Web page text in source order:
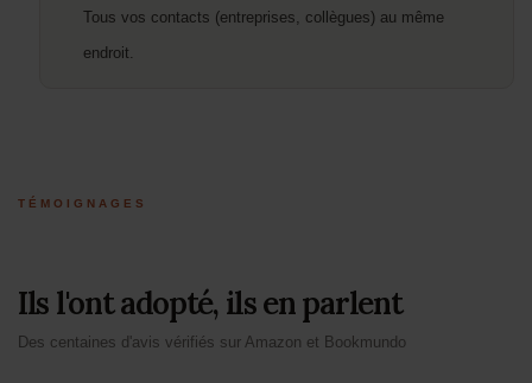
Tous vos contacts (entreprises, collègues) au même
endroit.
TÉMOIGNAGES
Ils l'ont adopté, ils en parlent
Des centaines d'avis vérifiés sur Amazon et Bookmundo